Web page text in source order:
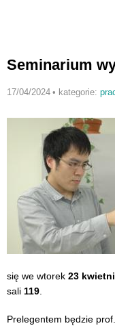
Seminarium
17/04/2024 • kategorie:
się we wtorek 23
sali 119
Prelegentem będzie prof.